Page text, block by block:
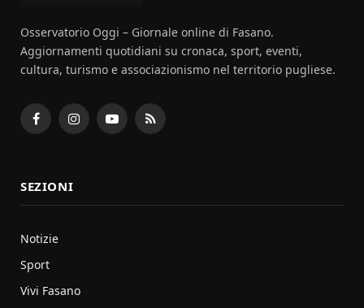
Osservatorio Oggi – Giornale online di Fasano.
Aggiornamenti quotidiani su cronaca, sport, eventi,
cultura, turismo e associazionismo nel territorio pugliese.
FacebookInstagramYouTubeRSS
SEZIONI
Notizie
Sport
Vivi Fasano